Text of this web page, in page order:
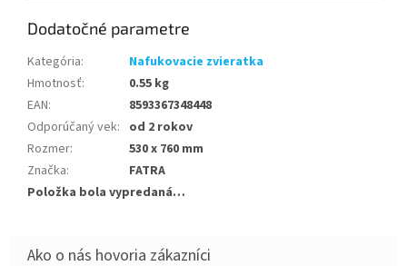
Dodatočné parametre
Kategória:
Nafukovacie zvieratka
Hmotnosť:
0.55 kg
EAN:
8593367348448
Odporúčaný vek: od 2 rokov
Rozmer:
530 x 760 mm
Značka:
FATRA
Položka bola vypredaná…